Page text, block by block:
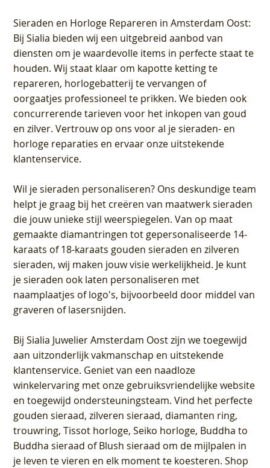
Sieraden en Horloge Repareren in Amsterdam Oost:
Bij Sialia bieden wij een uitgebreid aanbod van
diensten om je waardevolle items in perfecte staat te
houden. Wij staat klaar om kapotte ketting te
repareren, horlogebatterij te vervangen of
oorgaatjes professioneel te prikken. We bieden ook
concurrerende tarieven voor het inkopen van goud
en zilver. Vertrouw op ons voor al je sieraden- en
horloge reparaties en ervaar onze uitstekende
klantenservice.
Wil je sieraden personaliseren? Ons deskundige team
helpt je graag bij het creëren van maatwerk sieraden
die jouw unieke stijl weerspiegelen. Van op maat
gemaakte diamantringen tot gepersonaliseerde 14-
karaats of 18-karaats gouden sieraden en zilveren
sieraden, wij maken jouw visie werkelijkheid. Je kunt
je sieraden ook laten personaliseren met
naamplaatjes of logo's, bijvoorbeeld door middel van
graveren of lasersnijden.
BijSialia Juwelier Amsterdam Oostzijn we toegewijd
aan uitzonderlijk vakmanschap en uitstekende
klantenservice. Geniet van een naadloze
winkelervaring met onze gebruiksvriendelijke website
en toegewijd ondersteuningsteam. Vind het perfecte
gouden sieraad, zilveren sieraad, diamanten ring,
trouwring, Tissot horloge, Seiko horloge, Buddha to
Buddha sieraad of Blush sieraad om de mijlpalen in
je leven te vieren en elk moment te koesteren. Shop